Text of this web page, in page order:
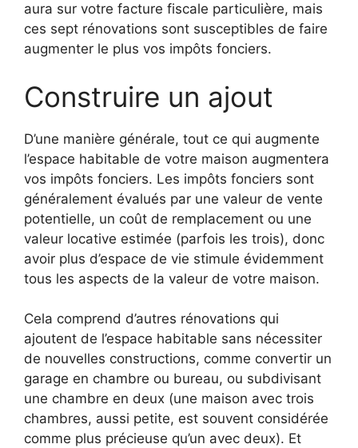
aura sur votre facture fiscale particulière, mais
ces sept rénovations sont susceptibles de faire
augmenter le plus vos impôts fonciers.
Construire un ajout
D’une manière générale, tout ce qui augmente
l’espace habitable de votre maison augmentera
vos impôts fonciers. Les impôts fonciers sont
généralement évalués par une valeur de vente
potentielle, un coût de remplacement ou une
valeur locative estimée (parfois les trois), donc
avoir plus d’espace de vie stimule évidemment
tous les aspects de la valeur de votre maison.
Cela comprend d’autres rénovations qui
ajoutent de l’espace habitable sans nécessiter
de nouvelles constructions, comme convertir un
garage en chambre ou bureau, ou subdivisant
une chambre en deux (une maison avec trois
chambres, aussi petite, est souvent considérée
comme plus précieuse qu’un avec deux). Et